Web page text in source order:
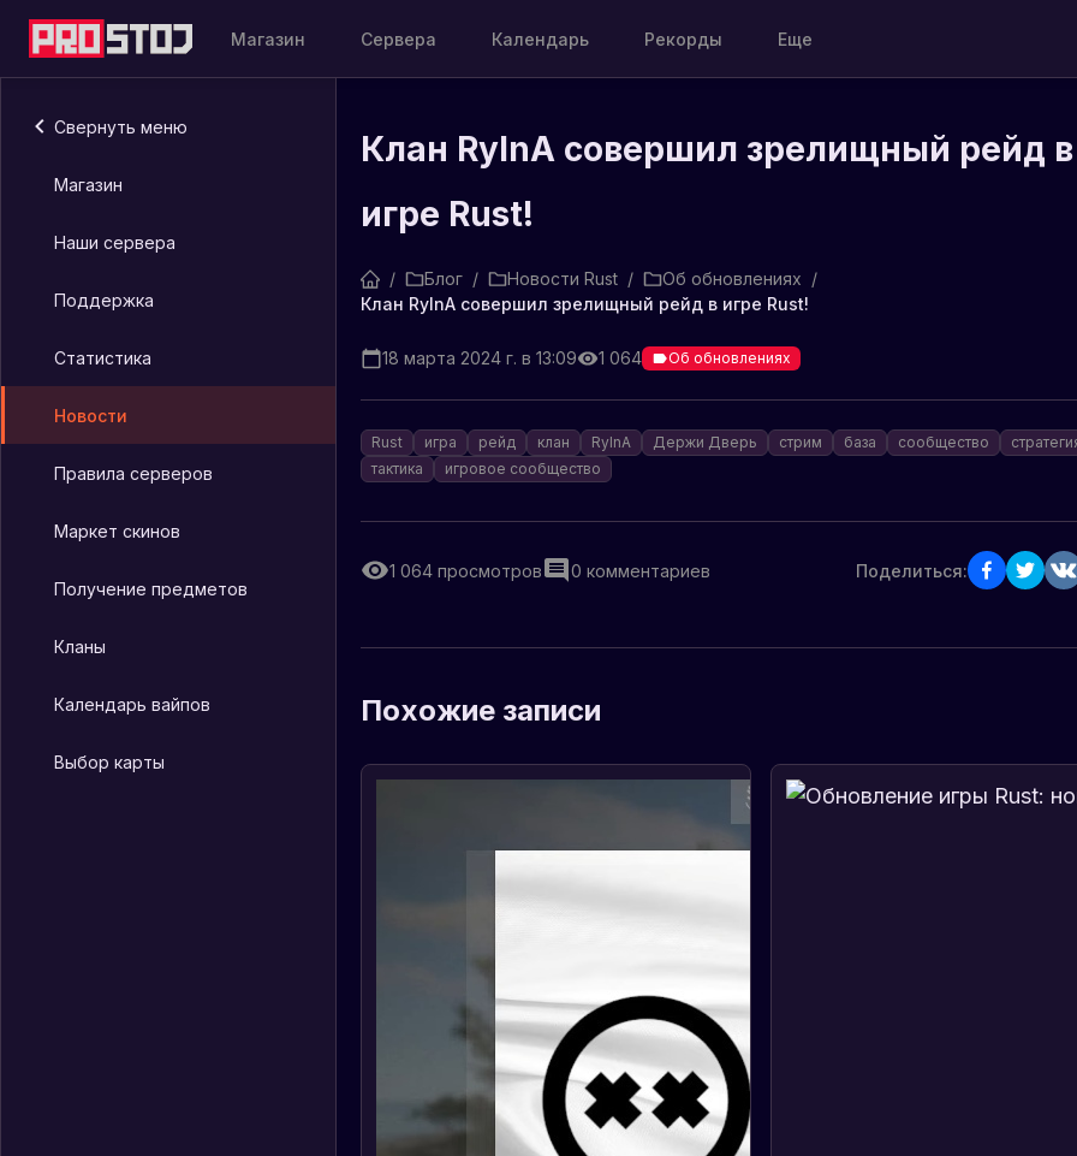
Магазин Сервера Календарь Рекорды Еще
Свернуть меню
Магазин
Наши сервера
Поддержка
Статистика
Новости
Правила серверов
Маркет скинов
Получение предметов
Кланы
Календарь вайпов
Выбор карты
Клан RyInA совершил зрелищный рейд в
игре Rust!
/ Блог / Новости Rust / Об обновлениях /
Клан RyInA совершил зрелищный рейд в игре Rust!
18 марта 2024 г. в 13:09 1 064 Об обновлениях
Rust игра рейд клан RyInA Держи Дверь стрим база сообщество
тактика
игровое сообщество
1 064 просмотров 0 комментариев Поделиться:
Похожие записи